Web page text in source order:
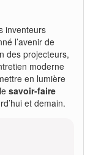
inventeurs
l’avenir de
des projecteurs,
moderne
en lumière
savoir-faire
et demain.